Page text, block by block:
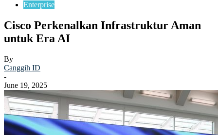
Enterprise
Cisco Perkenalkan Infrastruktur Aman
untuk Era AI
By
Canggih ID
-
June 19, 2025